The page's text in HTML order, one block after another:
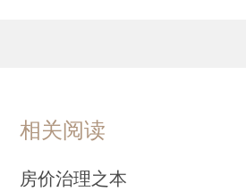
相关阅读
房价治理之本